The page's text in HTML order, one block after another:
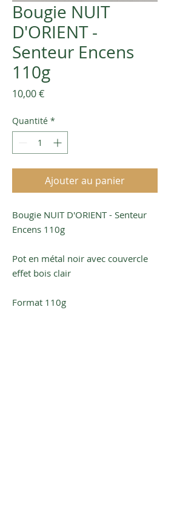
Bougie NUIT
D'ORIENT -
Senteur Encens
110g
10,00 €Prix
Quantité *
Ajouter au panier
Bougie NUIT D'ORIENT - Senteur
Encens 110g
Pot en métal noir avec couvercle
effet bois clair
Format 110g